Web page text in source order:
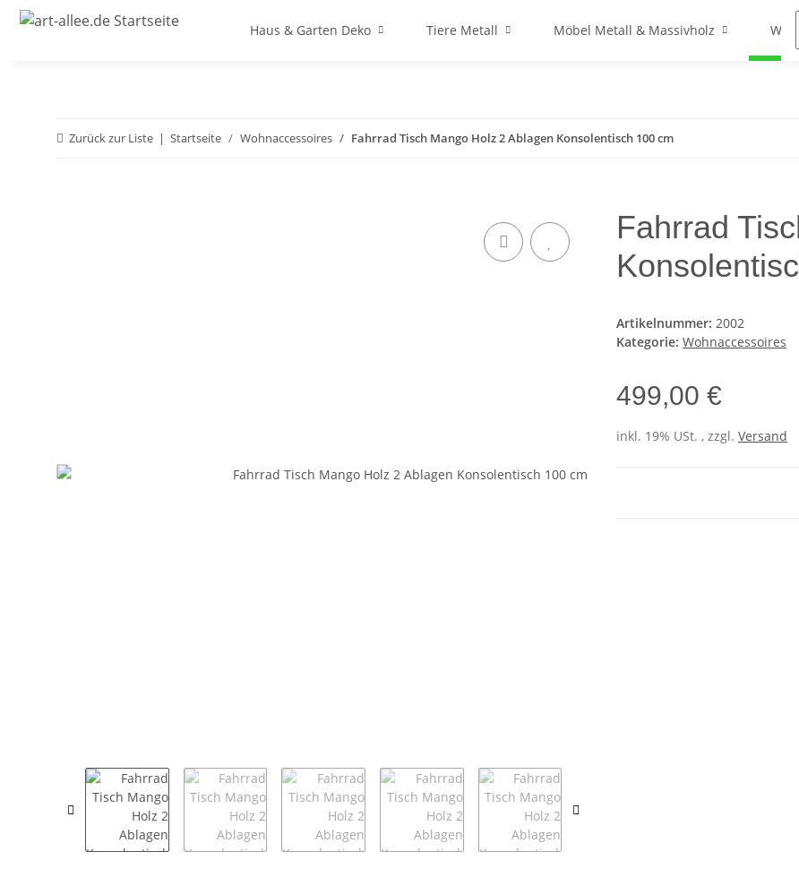
Haus & Garten Deko Tiere Metall Möbel Metall & Massivholz
Zurück zur Liste Startseite Wohnaccessoires Fahrrad Tisch Mango Holz 2 Ablagen Konsolentisch 100 cm
Fahrrad
Artikelnummer: 2002
Kategorie: Wohnaccessoires
499,00 €
inkl. 19% USt. , zzgl. Versand